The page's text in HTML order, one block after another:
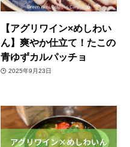
【アグリワイン×めしわい
ん】爽やか仕立て！たこの
青ゆずカルパッチョ
2025年9月23日